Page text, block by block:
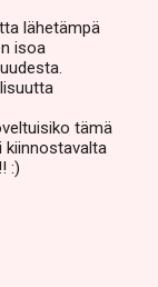
lähetämpä
isoa
tämä
kiinnostavalta
:)